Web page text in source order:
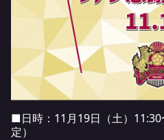
■日時：11月19日（土）
定）